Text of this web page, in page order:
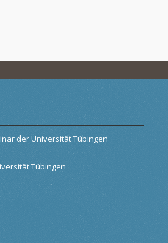
der Universität Tübingen
Tübingen